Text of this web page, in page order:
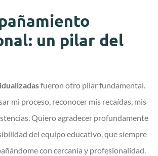
un pilar del
fueron otro pilar fundamental.
mi proceso, reconocer mis recaídas, mis
Quiero agradecer profundamente
del equipo educativo, que siempre
con cercanía y profesionalidad.